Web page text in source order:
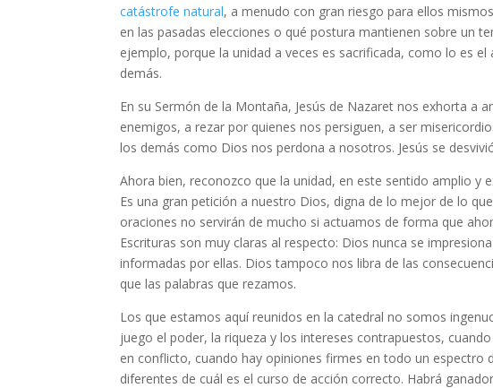
catástrofe natural, a menudo con gran riesgo para ellos
en las pasadas elecciones o qué postura mantienen sobre un
ejemplo, porque la unidad a veces es sacrificada, como lo es
demás.
En su Sermón de la Montaña, Jesús de Nazaret nos exhorta
enemigos, a rezar por quienes nos persiguen, a ser
los demás como Dios nos perdona a nosotros. Jesús se
Ahora bien, reconozco que la unidad, en este sentido amplio y
Es una gran petición a nuestro Dios, digna de lo mejor de lo
oraciones no servirán de mucho si actuamos de forma que
Escrituras son muy claras al respecto: Dios nunca se
informadas por ellas. Dios tampoco nos libra de las
que las palabras que rezamos.
Los que estamos aquí reunidos en la catedral no somos
juego el poder, la riqueza y los intereses contrapuestos,
en conflicto, cuando hay opiniones firmes en todo un espectro
diferentes de cuál es el curso de acción correcto. Habrá